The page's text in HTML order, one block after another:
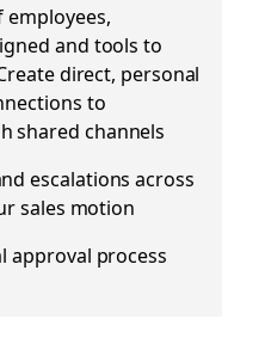
employees,
and tools to
direct, personal
to
shared channels
escalations across
sales motion
approval process